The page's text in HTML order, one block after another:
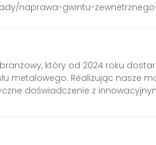
naprawa-gwintu-
który od 2024 roku
metalowego. Realizując nasze
doświadczenie z